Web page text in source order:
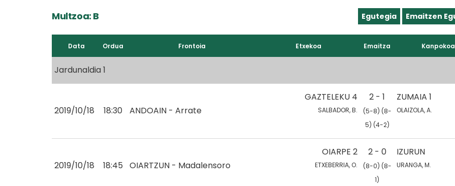
Multzoa: B Egutegia Emaitzen
Data Ordua Frontoia Etxekoa Emaitza Kanpokoa
Jardunaldia 1
2019/10/18 18:30 ANDOAIN - Arrate
GAZTELEKU 4
SALBADOR, B.
2 - 1
(5-8) (8-
5) (4-2)
ZUMAIA 1
OLAIZOLA, A.
2019/10/18 18:45 OIARTZUN - Madalensoro
OIARPE 2
ETXEBERRIA, O.
2 - 0
(8-0) (8-
1)
IZURUN
URANGA, M.